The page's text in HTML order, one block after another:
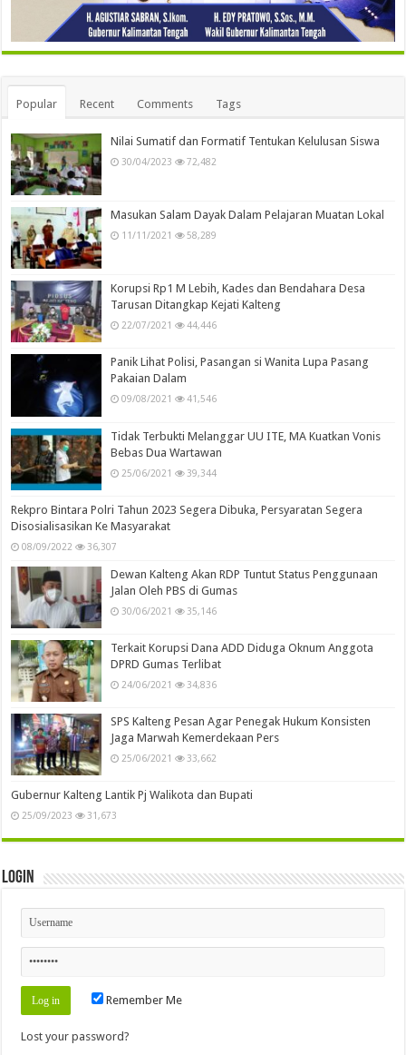
Popular Recent Comments Tags
Nilai Sumatif dan Formatif Tentukan Kelulusan Siswa
30/04/2023 72,482
Masukan Salam Dayak Dalam Pelajaran Muatan Lokal
11/11/2021 58,289
Korupsi Rp1 M Lebih, Kades dan Bendahara Desa
Tarusan Ditangkap Kejati Kalteng
22/07/2021 44,446
Panik Lihat Polisi, Pasangan si Wanita Lupa Pasang
Pakaian Dalam
09/08/2021 41,546
Tidak Terbukti Melanggar UU ITE, MA Kuatkan Vonis
Bebas Dua Wartawan
25/06/2021 39,344
Rekpro Bintara Polri Tahun 2023 Segera Dibuka, Persyaratan Segera
Disosialisasikan Ke Masyarakat
08/09/2022 36,307
Dewan Kalteng Akan RDP Tuntut Status Penggunaan
Jalan Oleh PBS di Gumas
30/06/2021 35,146
Terkait Korupsi Dana ADD Diduga Oknum Anggota
DPRD Gumas Terlibat
24/06/2021 34,836
SPS Kalteng Pesan Agar Penegak Hukum Konsisten
Jaga Marwah Kemerdekaan Pers
25/06/2021 33,662
Gubernur Kalteng Lantik Pj Walikota dan Bupati
25/09/2023 31,673
Login
Remember Me
Lost your password?